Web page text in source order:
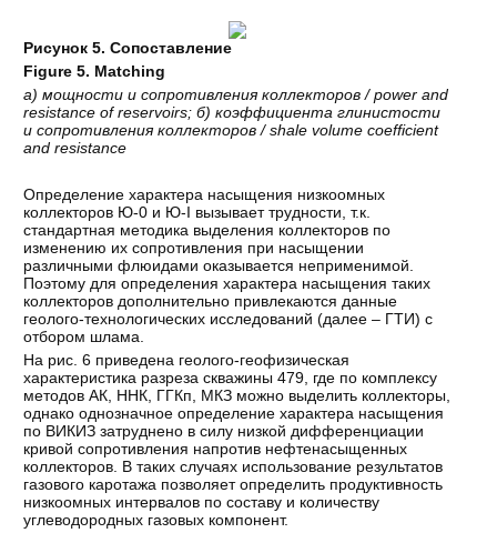
Рисунок 5. Сопоставление
Figure 5. Matching
а)мощности и сопротивления коллекторов/ power and
resistance of reservoirs;б)коэффициента глинистости
и сопротивления коллекторов/ shale volume coefficient
and resistance
Определение характера насыщения низкоомных
коллекторов Ю-0 и Ю-I вызывает трудности, т.к.
стандартная методика выделения коллекторов по
изменению их сопротивления при насыщении
различными флюидами оказывается неприменимой.
Поэтому для определения характера насыщения таких
коллекторов дополнительно привлекаются данные
геолого-технологических исследований (далее – ГТИ) с
отбором шлама.
На рис. 6 приведена геолого-геофизическая
характеристика разреза скважины 479, где по комплексу
методов АК, ННК, ГГКп, МКЗ можно выделить коллекторы,
однако однозначное определение характера насыщения
по ВИКИЗ затруднено в силу низкой дифференциации
кривой сопротивления напротив нефтенасыщенных
коллекторов. В таких случаях использование результатов
газового каротажа позволяет определить продуктивность
низкоомных интервалов по составу и количеству
углеводородных газовых компонент.